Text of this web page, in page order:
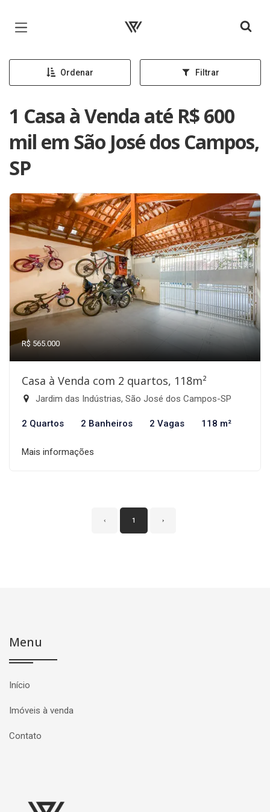
Página inicial
Ordenar Filtrar
1 Casa à Venda até R$ 600
mil em São José dos Campos,
SP
R$ 565.000
Casa à Venda com 2 quartos, 118m²
Jardim das Indústrias, São José dos Campos-SP
2 Quartos 2 Banheiros 2 Vagas 118 m²
Mais informações
‹ 1 ›
Menu
Início
Imóveis à venda
Contato